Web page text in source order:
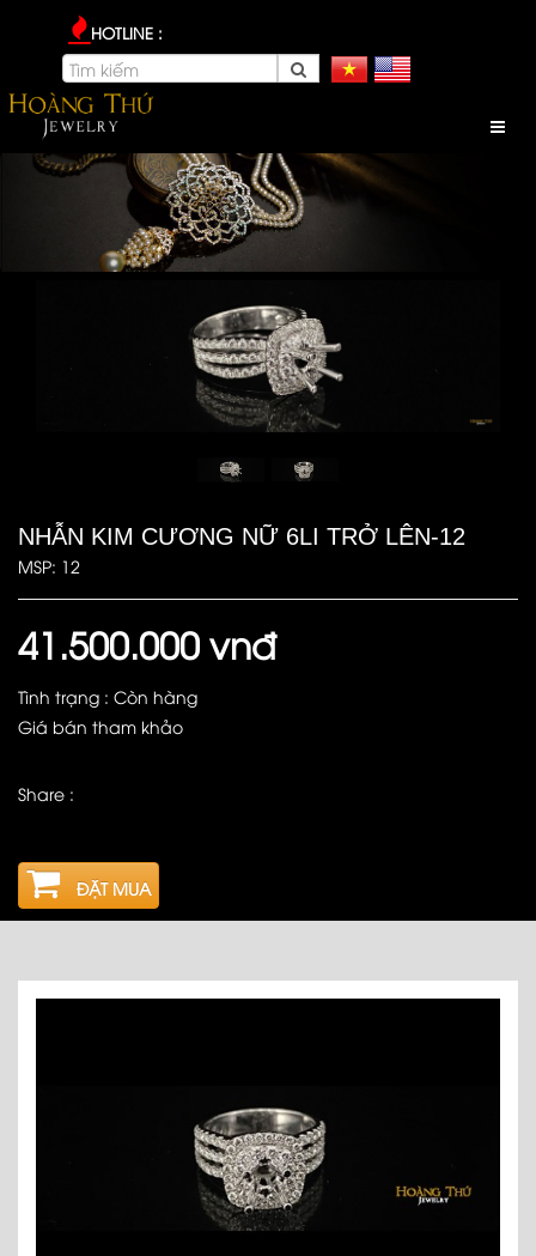
HOTLINE :
NHẪN KIM CƯƠNG NỮ 6LI TRỞ LÊN-12
MSP: 12
41.500.000 vnđ
Tình trạng : Còn hàng
Giá bán tham khảo
Share :
ĐẶT MUA